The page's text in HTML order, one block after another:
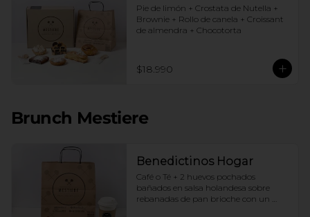
Pie de limón + Crostata de Nutella +
Brownie + Rollo de canela + Croissant
de almendra + Chocotorta
$18.990
Brunch Mestiere
Benedictinos Hogar
Café o Té + 2 huevos pochados
bañados en salsa holandesa sobre
rebanadas de pan brioche con un